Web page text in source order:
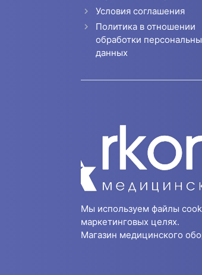
Условия соглашения
Политика в отношении
обработки
данных
Мы используем файлы
маркетинговых целях.
Магазин медицинского